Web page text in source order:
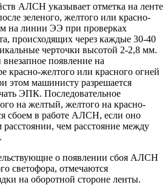
АЛСН указывает отметка на ленте
зеленого, желтого или красно-
на линии ЭЭ при проверках
происходящих через каждые 30-40
черточки высотой 2-2,8 мм.
появление на
красно-желтого или красного огней
этом машинисту разрешается
ЭПК. Последовательное
на желтый, желтого на красно-
сбоем в работе АЛСН, если оно
чем расстояние между
о появлении сбоя АЛСН
светофора, отмечаются
на оборотной стороне ленты.